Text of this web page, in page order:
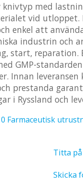
med
vid
enkel att
industrin och
start, reparation.
GMP-
Innan
prestanda
i Ryssland och
Farmaceutisk
Titta
Skicka